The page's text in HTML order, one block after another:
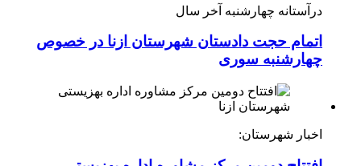
درآستانه چهارشنبه آخر سال
اتمام حجت دادستان شهرستان ازنا در خصوص
چهارشنبه ‌سوری
اخبار شهرستان: